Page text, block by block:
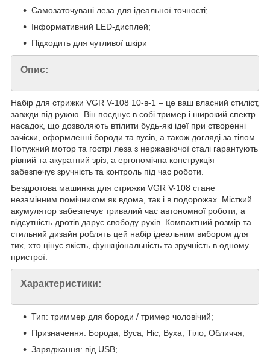
Самозаточувані леза для ідеальної точності;
Інформативний LED-дисплей;
Підходить для чутливої шкіри
Опис:
Набір для стрижки VGR V-108 10-в-1 – це ваш власний стиліст,
завжди під рукою. Він поєднує в собі тример і широкий спектр
насадок, що дозволяють втілити будь-які ідеї при створенні
зачіски, оформленні бороди та вусів, а також догляді за тілом.
Потужний мотор та гострі леза з нержавіючої сталі гарантують
рівний та акуратний зріз, а ергономічна конструкція
забезпечує зручність та контроль під час роботи.
Бездротова машинка для стрижки VGR V-108 стане
незамінним помічником як вдома, так і в подорожах. Місткий
акумулятор забезпечує тривалий час автономної роботи, а
відсутність дротів дарує свободу рухів. Компактний розмір та
стильний дизайн роблять цей набір ідеальним вибором для
тих, хто цінує якість, функціональність та зручність в одному
пристрої.
Характеристики:
Тип: триммер для бороди / тример чоловічий;
Призначення: Борода, Вуса, Ніс, Вуха, Тіло, Обличчя;
Заряджання: від USB;